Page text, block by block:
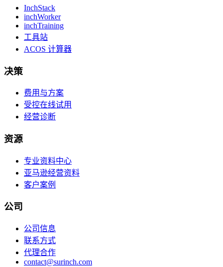
InchStack
inchWorker
inchTraining
工具站
ACOS 计算器
决策
费用与方案
受控在线试用
经营诊断
资源
专业资料中心
亚马逊经营资料
客户案例
公司
公司信息
联系方式
代理合作
contact@surinch.com